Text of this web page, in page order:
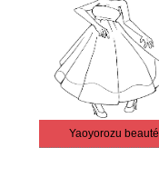
Yaoyorozu beauté